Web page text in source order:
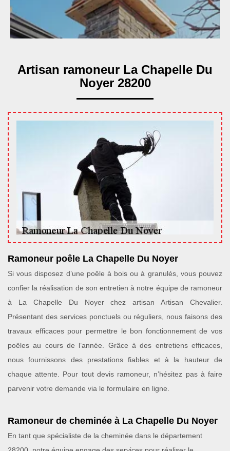
Artisan ramoneur La Chapelle Du
Noyer 28200
Ramoneur poêle La Chapelle Du Noyer
Si vous disposez d’une poêle à bois ou à granulés, vous pouvez
confier la réalisation de son entretien à notre équipe de ramoneur
à La Chapelle Du Noyer chez artisan Artisan Chevalier.
Présentant des services ponctuels ou réguliers, nous faisons des
travaux efficaces pour permettre le bon fonctionnement de vos
poêles au cours de l’année. Grâce à des entretiens efficaces,
nous fournissons des prestations fiables et à la hauteur de
chaque attente. Pour tout devis ramoneur, n’hésitez pas à faire
parvenir votre demande via le formulaire en ligne.
Ramoneur de cheminée à La Chapelle Du Noyer
En tant que spécialiste de la cheminée dans le département